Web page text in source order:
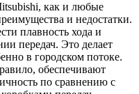
как и любые
и недостатки.
плавность хода и
передач. Это делает
в городском потоке.
обеспечивают
по сравнению с